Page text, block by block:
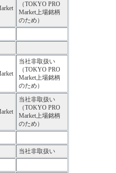
（TOKYO PRO
Market上場銘柄
のため）
当社非取扱い
（TOKYO PRO
Market上場銘柄
のため）
当社非取扱い
（TOKYO PRO
Market上場銘柄
のため）
当社非取扱い